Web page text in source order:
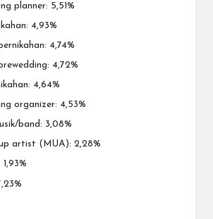
planner: 5,51%
4,93%
4,74%
4,72%
4,64%
organizer: 4,53%
band: 3,08%
artist (MUA): 2,28%